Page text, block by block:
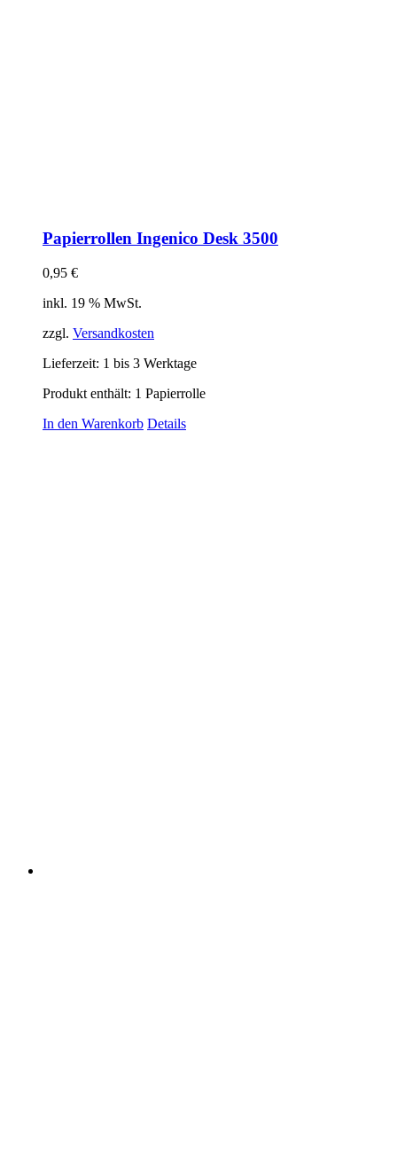
Papierrollen Ingenico Desk 3500
0,95 €
inkl. 19 % MwSt.
zzgl. Versandkosten
Lieferzeit: 1 bis 3 Werktage
Produkt enthält: 1 Papierrolle
In den Warenkorb Details